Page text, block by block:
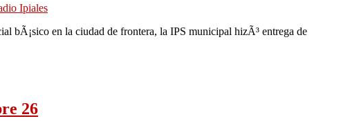
Ipiales
bÃ¡sico en la ciudad de frontera, la IPS municipal hizÃ³ entrega de
26